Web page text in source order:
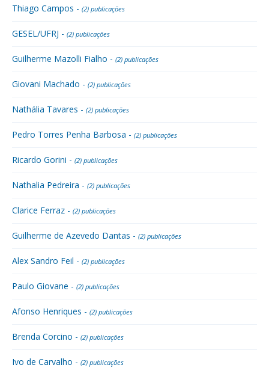
Thiago Campos - (2) publicações
GESEL/UFRJ - (2) publicações
Guilherme Mazolli Fialho - (2) publicações
Giovani Machado - (2) publicações
Nathália Tavares - (2) publicações
Pedro Torres Penha Barbosa - (2) publicações
Ricardo Gorini - (2) publicações
Nathalia Pedreira - (2) publicações
Clarice Ferraz - (2) publicações
Guilherme de Azevedo Dantas - (2) publicações
Alex Sandro Feil - (2) publicações
Paulo Giovane - (2) publicações
Afonso Henriques - (2) publicações
Brenda Corcino - (2) publicações
Ivo de Carvalho - (2) publicações